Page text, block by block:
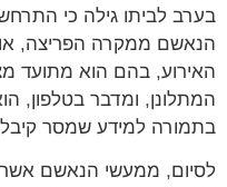
בערב לביתו גילה כי
הנאשם ממקרה הפריצה,
האירוע, בהם הוא מתועד
המתלונן, ומדבר בטלפון,
בתמורה למידע שמסר קיבל 10,000 שקלים.
לסיום, ממעשי הנאשם